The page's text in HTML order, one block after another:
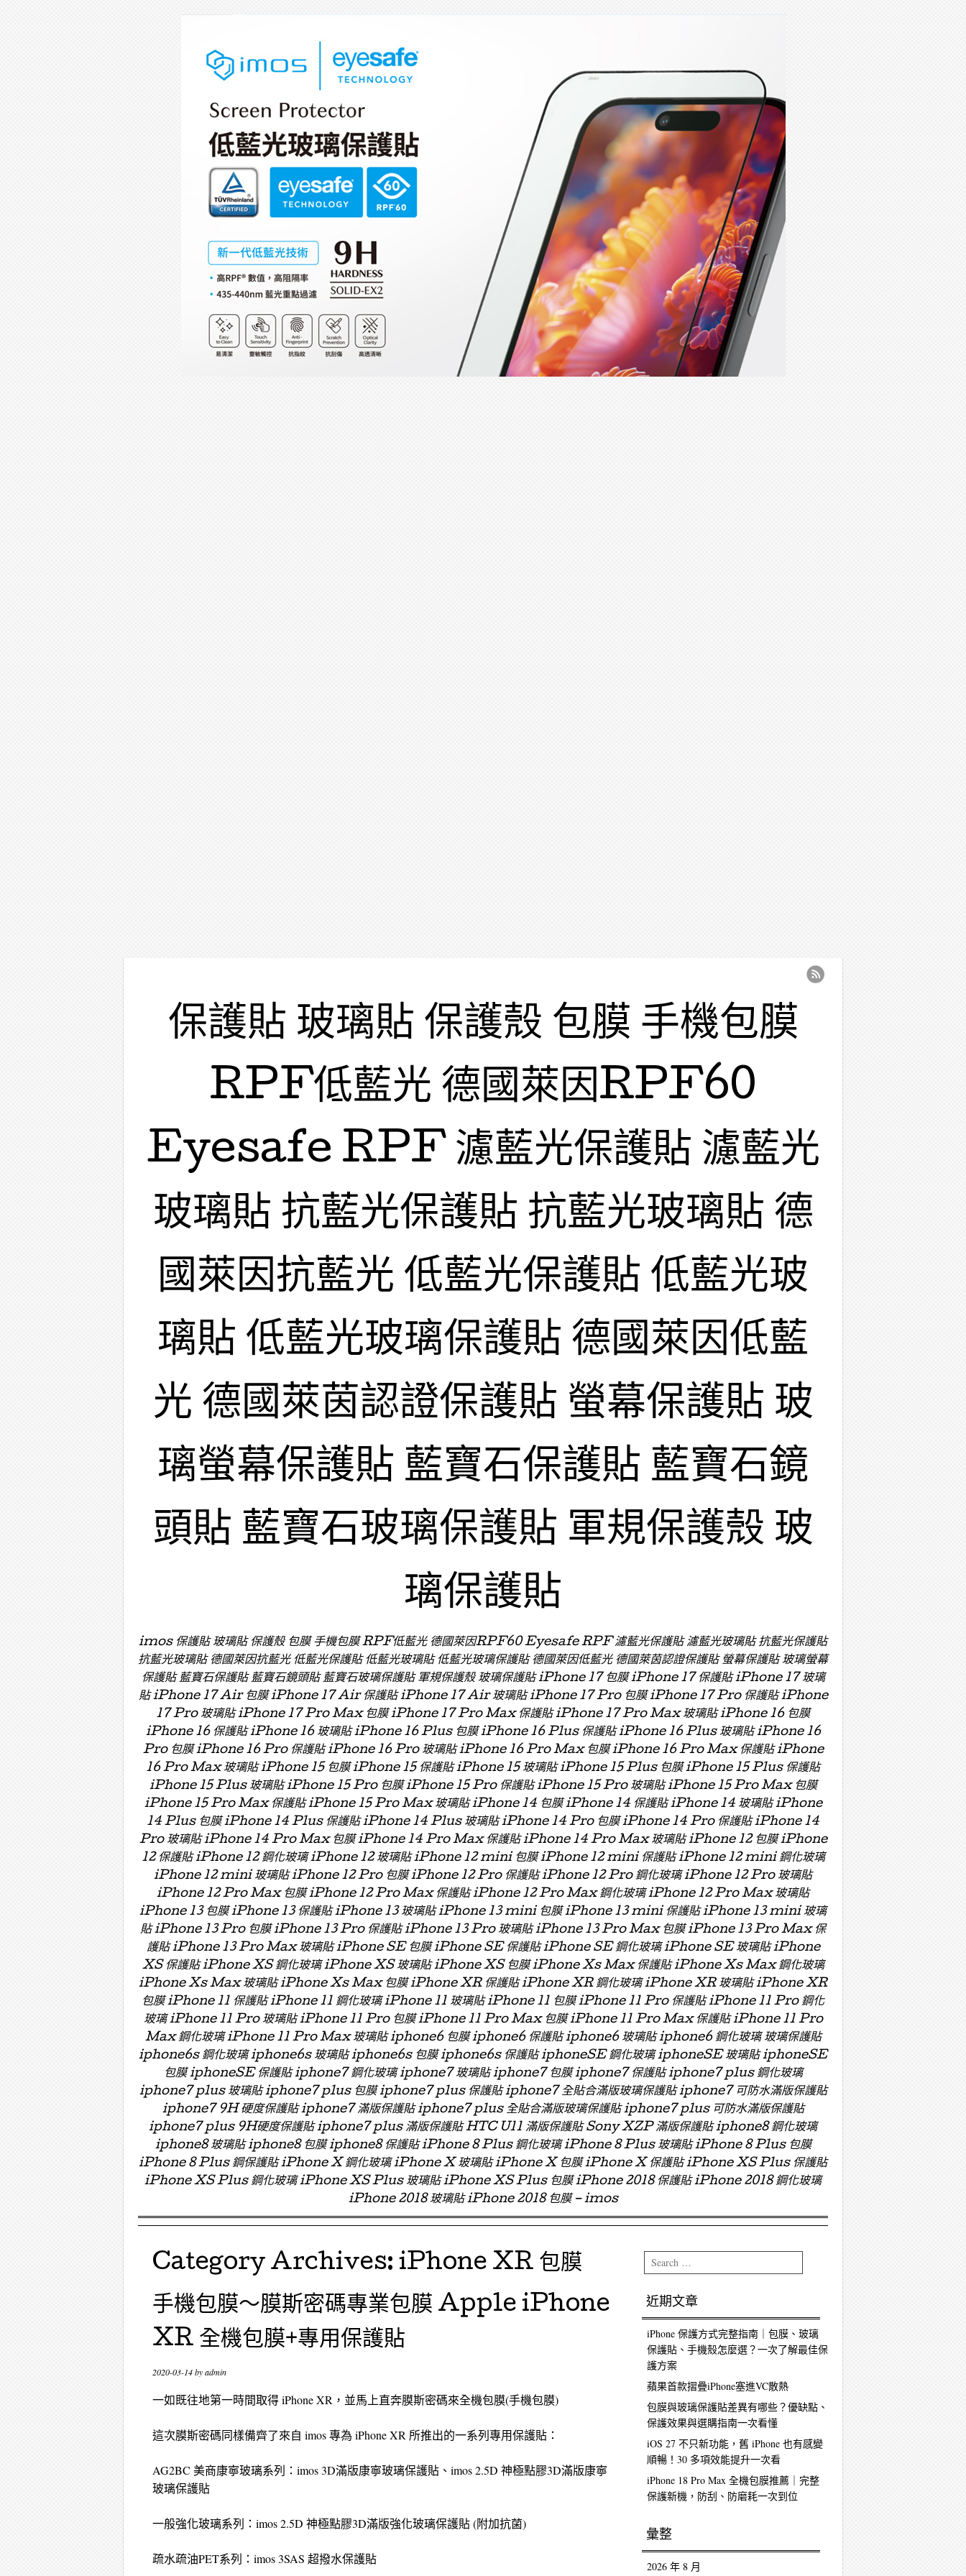
保護貼 玻璃貼 保護殼 包膜 手機包膜
RPF低藍光 德國萊因RPF60
Eyesafe RPF 濾藍光保護貼 濾藍光
玻璃貼 抗藍光保護貼 抗藍光玻璃貼 德
國萊因抗藍光 低藍光保護貼 低藍光玻
璃貼 低藍光玻璃保護貼 德國萊因低藍
光 德國萊茵認證保護貼 螢幕保護貼 玻
璃螢幕保護貼 藍寶石保護貼 藍寶石鏡
頭貼 藍寶石玻璃保護貼 軍規保護殼 玻
璃保護貼
imos 保護貼 玻璃貼 保護殼 包膜 手機包膜 RPF低藍光 德國萊因RPF60 Eyesafe RPF 濾藍光保護貼 濾藍光玻璃貼 抗藍光保護貼
抗藍光玻璃貼 德國萊因抗藍光 低藍光保護貼 低藍光玻璃貼 低藍光玻璃保護貼 德國萊因低藍光 德國萊茵認證保護貼 螢幕保護貼 玻璃螢幕
保護貼 藍寶石保護貼 藍寶石鏡頭貼 藍寶石玻璃保護貼 軍規保護殼 玻璃保護貼 iPhone 17 包膜 iPhone 17 保護貼 iPhone 17 玻璃
貼 iPhone 17 Air 包膜 iPhone 17 Air 保護貼 iPhone 17 Air 玻璃貼 iPhone 17 Pro 包膜 iPhone 17 Pro 保護貼 iPhone
17 Pro 玻璃貼 iPhone 17 Pro Max 包膜 iPhone 17 Pro Max 保護貼 iPhone 17 Pro Max 玻璃貼 iPhone 16 包膜
iPhone 16 保護貼 iPhone 16 玻璃貼 iPhone 16 Plus 包膜 iPhone 16 Plus 保護貼 iPhone 16 Plus 玻璃貼 iPhone 16
Pro 包膜 iPhone 16 Pro 保護貼 iPhone 16 Pro 玻璃貼 iPhone 16 Pro Max 包膜 iPhone 16 Pro Max 保護貼 iPhone
16 Pro Max 玻璃貼 iPhone 15 包膜 iPhone 15 保護貼 iPhone 15 玻璃貼 iPhone 15 Plus 包膜 iPhone 15 Plus 保護貼
iPhone 15 Plus 玻璃貼 iPhone 15 Pro 包膜 iPhone 15 Pro 保護貼 iPhone 15 Pro 玻璃貼 iPhone 15 Pro Max 包膜
iPhone 15 Pro Max 保護貼 iPhone 15 Pro Max 玻璃貼 iPhone 14 包膜 iPhone 14 保護貼 iPhone 14 玻璃貼 iPhone
14 Plus 包膜 iPhone 14 Plus 保護貼 iPhone 14 Plus 玻璃貼 iPhone 14 Pro 包膜 iPhone 14 Pro 保護貼 iPhone 14
Pro 玻璃貼 iPhone 14 Pro Max 包膜 iPhone 14 Pro Max 保護貼 iPhone 14 Pro Max 玻璃貼 iPhone 12 包膜 iPhone
12 保護貼 iPhone 12 鋼化玻璃 iPhone 12 玻璃貼 iPhone 12 mini 包膜 iPhone 12 mini 保護貼 iPhone 12 mini 鋼化玻璃
iPhone 12 mini 玻璃貼 iPhone 12 Pro 包膜 iPhone 12 Pro 保護貼 iPhone 12 Pro 鋼化玻璃 iPhone 12 Pro 玻璃貼
iPhone 12 Pro Max 包膜 iPhone 12 Pro Max 保護貼 iPhone 12 Pro Max 鋼化玻璃 iPhone 12 Pro Max 玻璃貼
iPhone 13 包膜 iPhone 13 保護貼 iPhone 13 玻璃貼 iPhone 13 mini 包膜 iPhone 13 mini 保護貼 iPhone 13 mini 玻璃
貼 iPhone 13 Pro 包膜 iPhone 13 Pro 保護貼 iPhone 13 Pro 玻璃貼 iPhone 13 Pro Max 包膜 iPhone 13 Pro Max 保
護貼 iPhone 13 Pro Max 玻璃貼 iPhone SE 包膜 iPhone SE 保護貼 iPhone SE 鋼化玻璃 iPhone SE 玻璃貼 iPhone
XS 保護貼 iPhone XS 鋼化玻璃 iPhone XS 玻璃貼 iPhone XS 包膜 iPhone Xs Max 保護貼 iPhone Xs Max 鋼化玻璃
iPhone Xs Max 玻璃貼 iPhone Xs Max 包膜 iPhone XR 保護貼 iPhone XR 鋼化玻璃 iPhone XR 玻璃貼 iPhone XR
包膜 iPhone 11 保護貼 iPhone 11 鋼化玻璃 iPhone 11 玻璃貼 iPhone 11 包膜 iPhone 11 Pro 保護貼 iPhone 11 Pro 鋼化
玻璃 iPhone 11 Pro 玻璃貼 iPhone 11 Pro 包膜 iPhone 11 Pro Max 包膜 iPhone 11 Pro Max 保護貼 iPhone 11 Pro
Max 鋼化玻璃 iPhone 11 Pro Max 玻璃貼 iphone6 包膜 iphone6 保護貼 iphone6 玻璃貼 iphone6 鋼化玻璃 玻璃保護貼
iphone6s 鋼化玻璃 iphone6s 玻璃貼 iphone6s 包膜 iphone6s 保護貼 iphoneSE 鋼化玻璃 iphoneSE 玻璃貼 iphoneSE
包膜 iphoneSE 保護貼 iphone7 鋼化玻璃 iphone7 玻璃貼 iphone7 包膜 iphone7 保護貼 iphone7 plus 鋼化玻璃
iphone7 plus 玻璃貼 iphone7 plus 包膜 iphone7 plus 保護貼 iphone7 全貼合滿版玻璃保護貼 iphone7 可防水滿版保護貼
iphone7 9H 硬度保護貼 iphone7 滿版保護貼 iphone7 plus 全貼合滿版玻璃保護貼 iphone7 plus 可防水滿版保護貼
iphone7 plus 9H硬度保護貼 iphone7 plus 滿版保護貼 HTC U11 滿版保護貼 Sony XZP 滿版保護貼 iphone8 鋼化玻璃
iphone8 玻璃貼 iphone8 包膜 iphone8 保護貼 iPhone 8 Plus 鋼化玻璃 iPhone 8 Plus 玻璃貼 iPhone 8 Plus 包膜
iPhone 8 Plus 鋼保護貼 iPhone X 鋼化玻璃 iPhone X 玻璃貼 iPhone X 包膜 iPhone X 保護貼 iPhone XS Plus 保護貼
iPhone XS Plus 鋼化玻璃 iPhone XS Plus 玻璃貼 iPhone XS Plus 包膜 iPhone 2018 保護貼 iPhone 2018 鋼化玻璃
iPhone 2018 玻璃貼 iPhone 2018 包膜 – imos
Category Archives: iPhone XR 包膜
手機包膜～膜斯密碼專業包膜 Apple iPhone
XR 全機包膜+專用保護貼
2020-03-14byadmin
一如既往地第一時間取得 iPhone XR，並馬上直奔膜斯密碼來全機包膜(手機包膜)
這次膜斯密碼同樣備齊了來自 imos 專為 iPhone XR 所推出的一系列專用保護貼：
AG2BC 美商康寧玻璃系列：imos 3D滿版康寧玻璃保護貼、imos 2.5D 神極點膠3D滿版康寧
玻璃保護貼
一般強化玻璃系列：imos 2.5D 神極點膠3D滿版強化玻璃保護貼 (附加抗菌)
疏水疏油PET系列：imos 3SAS 超撥水保護貼
Search
近期文章
iPhone 保護方式完整指南｜包膜、玻璃
保護貼、手機殼怎麼選？一次了解最佳保
護方案
蘋果首款摺疊iPhone塞進VC散熱
包膜與玻璃保護貼差異有哪些？優缺點、
保護效果與選購指南一次看懂
iOS 27 不只新功能，舊 iPhone 也有感變
順暢！30 多項效能提升一次看
iPhone 18 Pro Max 全機包膜推薦｜完整
保護新機，防刮、防磨耗一次到位
彙整
2026 年 8 月